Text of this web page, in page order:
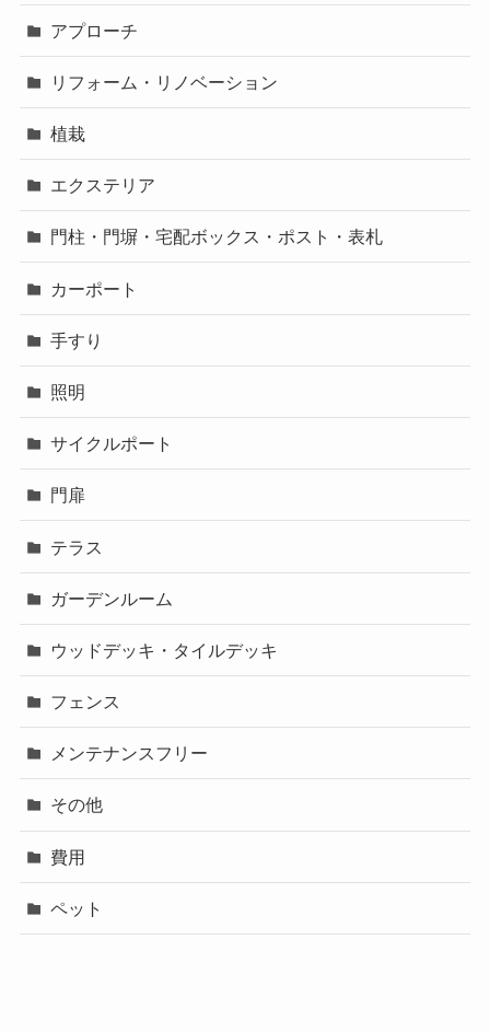
アプローチ
リフォーム・リノベーション
植栽
エクステリア
門柱・門塀・宅配ボックス・ポスト・表札
カーポート
手すり
照明
サイクルポート
門扉
テラス
ガーデンルーム
ウッドデッキ・タイルデッキ
フェンス
メンテナンスフリー
その他
費用
ペット